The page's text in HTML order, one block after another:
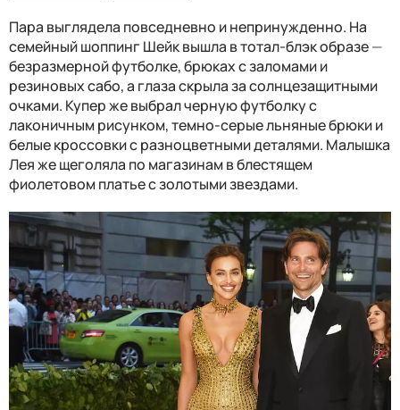
Пара выглядела повседневно и непринужденно. На
семейный шоппинг Шейк вышла в тотал-блэк образе—
безразмерной футболке, брюках с заломами и
резиновых сабо, а глаза скрыла за солнцезащитными
очками. Купер же выбрал черную футболку с
лаконичным рисунком, темно-серые льняные брюки и
белые кроссовки с разноцветными деталями. Малышка
Лея же щеголяла по магазинам в блестящем
фиолетовом платье с золотыми звездами.